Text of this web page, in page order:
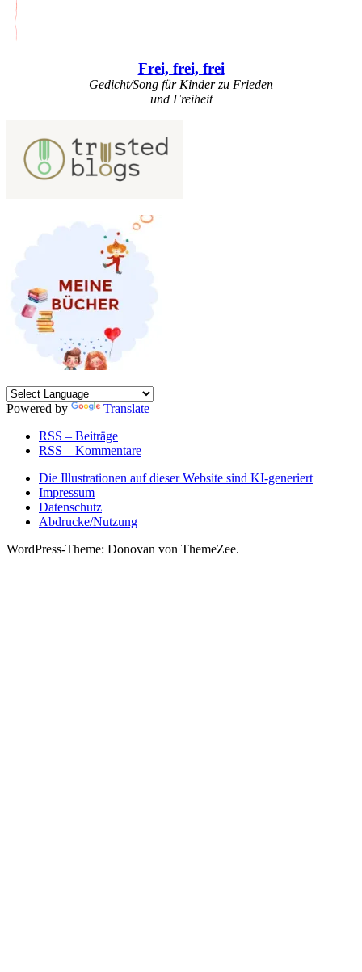
Frei, frei, frei
Gedicht/Song für Kinder zu Frieden
und Freiheit
Powered by
Translate
RSS – Beiträge
RSS – Kommentare
Die Illustrationen auf dieser Website sind KI-generiert
Impressum
Datenschutz
Abdrucke/Nutzung
WordPress-Theme: Donovan von ThemeZee.